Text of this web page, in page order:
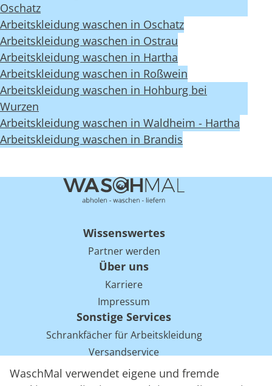
WaschMal verwendet eigene und fremde
Oschatz
Arbeitskleidung waschen in Oschatz
Arbeitskleidung waschen in Ostrau
Arbeitskleidung waschen in Hartha
Arbeitskleidung waschen in Roßwein
Arbeitskleidung waschen in Hohburg bei
Wurzen
Arbeitskleidung waschen in Waldheim - Hartha
Arbeitskleidung waschen in Brandis
Wissenswertes
Partner werden
Über uns
Karriere
Impressum
Sonstige Services
Schrankfächer für Arbeitskleidung
Versandservice
Einsparpotentiale für Mietwäsche bei Arbeitskleidung